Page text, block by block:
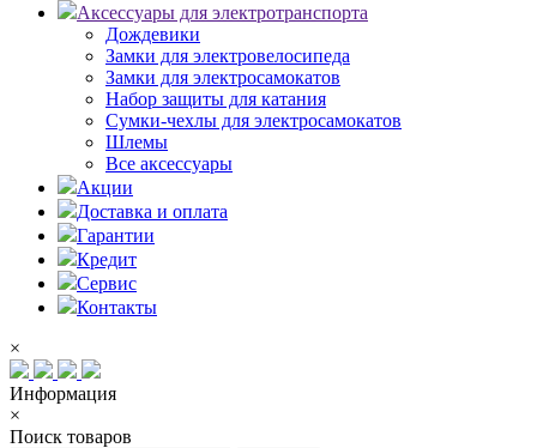
Аксессуары для электротранспорта
Дождевики
Замки для электровелосипеда
Замки для электросамокатов
Набор защиты для катания
Сумки-чехлы для электросамокатов
Шлемы
Все аксессуары
Акции
Доставка и оплата
Гарантии
Кредит
Сервис
Контакты
×
Информация
×
Поиск товаров